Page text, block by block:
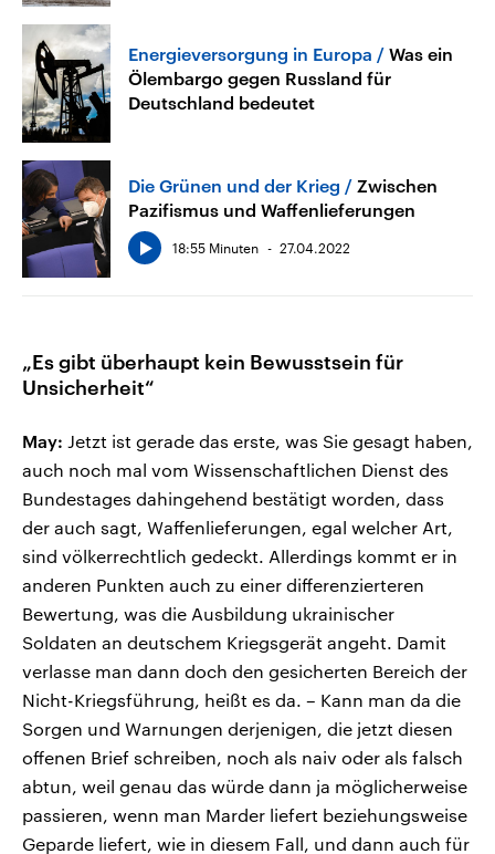
Energieversorgung in Europa
Was ein
Ölembargo gegen Russland für
Deutschland bedeutet
Die Grünen und der Krieg
Zwischen
Pazifismus und Waffenlieferungen
18:55 Minuten 27.04.2022
„Es gibt überhaupt kein Bewusstsein für
Unsicherheit“
May: Jetzt ist gerade das erste, was Sie gesagt haben,
auch noch mal vom Wissenschaftlichen Dienst des
Bundestages dahingehend bestätigt worden, dass
der auch sagt, Waffenlieferungen, egal welcher Art,
sind völkerrechtlich gedeckt. Allerdings kommt er in
anderen Punkten auch zu einer differenzierteren
Bewertung, was die Ausbildung ukrainischer
Soldaten an deutschem Kriegsgerät angeht. Damit
verlasse man dann doch den gesicherten Bereich der
Nicht-Kriegsführung, heißt es da. – Kann man da die
Sorgen und Warnungen derjenigen, die jetzt diesen
offenen Brief schreiben, noch als naiv oder als falsch
abtun, weil genau das würde dann ja möglicherweise
passieren, wenn man Marder liefert beziehungsweise
Geparde liefert, wie in diesem Fall, und dann auch für